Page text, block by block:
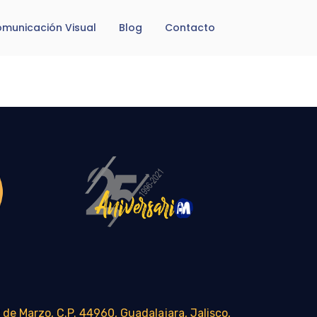
Visual Blog Contacto
Marzo, C.P. 44960, Guadalajara, Jalisco,